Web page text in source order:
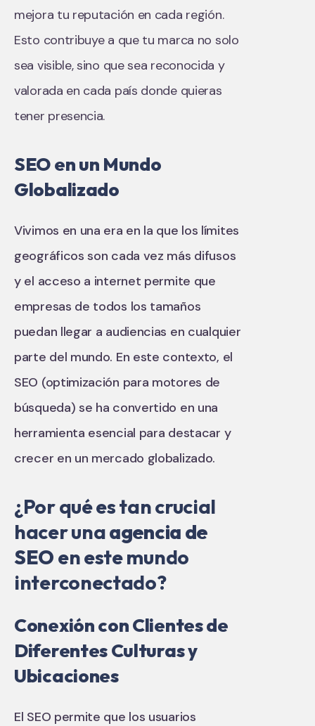
mejora tu reputación en cada región.
Esto contribuye a que tu marca no solo
sea visible, sino que sea reconocida y
valorada en cada país donde quieras
tener presencia.
SEO en un Mundo
Globalizado
Vivimos en una era en la que los límites
geográficos son cada vez más difusos
y el acceso a internet permite que
empresas de todos los tamaños
puedan llegar a audiencias en cualquier
parte del mundo. En este contexto, el
SEO (optimización para motores de
búsqueda) se ha convertido en una
herramienta esencial para destacar y
crecer en un mercado globalizado.
¿Por qué es tan crucial
hacer unaagencia de
SEO en este mundo
interconectado?
Conexión con Clientes de
Diferentes Culturas y
Ubicaciones
El SEO permite que los usuarios